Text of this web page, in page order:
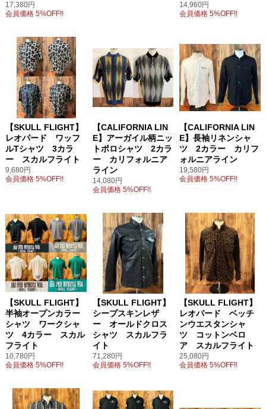
17,380円
会員価格 5%OFF!!
14,960円
会員価格 5%OFF!!
【SKULL FLIGHT】
レオパード ワッフ
ルTシャツ 3カラ
ー スカルフライト
9,680円
会員価格 5%OFF!!
【CALIFORNIA LIN
E】アーガイル柄ニッ
トポロシャツ 2カラ
ー カリフォルニア
ライン
14,080円
会員価格 5%OFF!!
【CALIFORNIA LIN
E】長袖リネンシャ
ツ 2カラー カリフ
ォルニアライン
19,580円
会員価格 5%OFF!!
【SKULL FLIGHT】
半袖オープンカラー
シャツ ワークシャ
ツ 4カラー スカル
フライト
10,780円
会員価格 5%OFF!!
【SKULL FLIGHT】
シープスキンレザ
ー オールドクロス
シャツ スカルフラ
イト
71,280円
会員価格 5%OFF!!
【SKULL FLIGHT】
レオパード ベッチ
ンウエスタンシャ
ツ コットンベロ
ア スカルフライト
25,080円
会員価格 5%OFF!!